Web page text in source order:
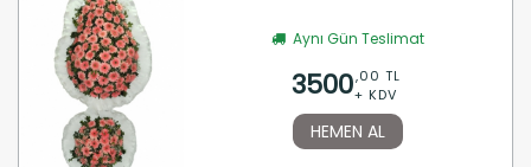
Aynı Gün Teslimat
3500,00 TL
+ KDV
HEMEN AL